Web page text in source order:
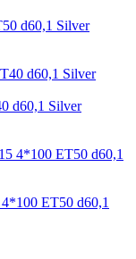
d60,1 Silver
d60,1 Silver
ET50 d60,1